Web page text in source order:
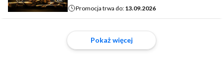
Promocja trwa do: 13.09.2026
Pokaż więcej